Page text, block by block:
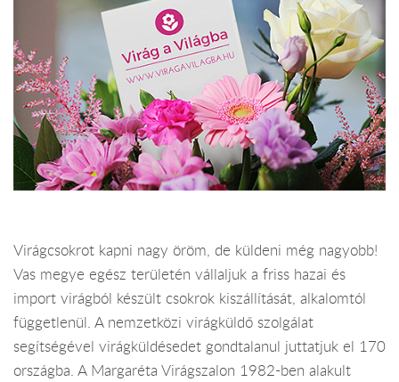
Virágcsokrot kapni nagy öröm, de küldeni még nagyobb!
Vas megye egész területén vállaljuk a friss hazai és
import virágból készült csokrok kiszállítását, alkalomtól
függetlenül. A nemzetközi virágküldő szolgálat
segítségével virágküldésedet gondtalanul juttatjuk el 170
országba. A Margaréta Virágszalon 1982-ben alakult